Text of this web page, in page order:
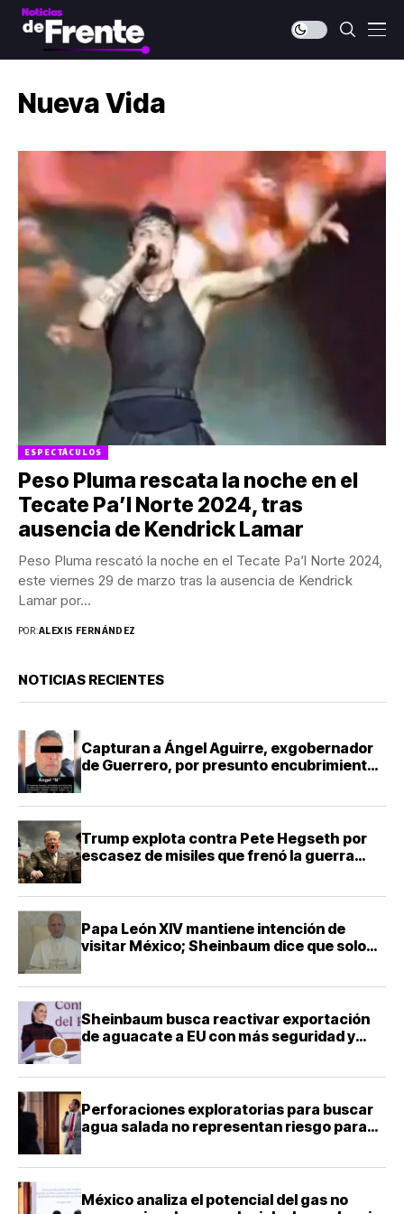
Nueva Vida
ESPECTÁCULOS
Peso Pluma rescata la noche en el
Tecate Pa’l Norte 2024, tras
ausencia de Kendrick Lamar
Peso Pluma rescató la noche en el Tecate Pa’l Norte 2024,
este viernes 29 de marzo tras la ausencia de Kendrick
Lamar por...
POR:ALEXIS FERNÁNDEZ
NOTICIAS RECIENTES
Capturan a Ángel Aguirre, exgobernador
de Guerrero, por presunto encubrimiento
Trump explota contra Pete Hegseth por
escasez de misiles que frenó la guerra
Papa León XIV mantiene intención de
visitar México; Sheinbaum dice que solo
Sheinbaum busca reactivar exportación
de aguacate a EU con más seguridad y
Perforaciones exploratorias para buscar
agua salada no representan riesgo para
México analiza el potencial del gas no